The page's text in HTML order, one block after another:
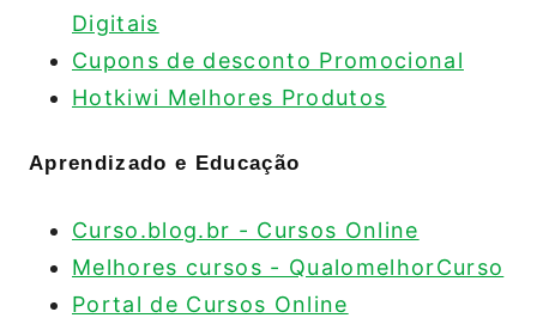
Digitais
Cupons de desconto Promocional
Hotkiwi Melhores Produtos
Aprendizado e Educação
Curso.blog.br - Cursos Online
Melhores cursos - QualomelhorCurso
Portal de Cursos Online